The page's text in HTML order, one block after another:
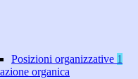
Posizioni organizzative 1
organica